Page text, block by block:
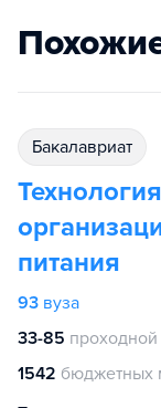
бакалавриат
питания
93 вуза
33-85 проходной
1542 бюджетных